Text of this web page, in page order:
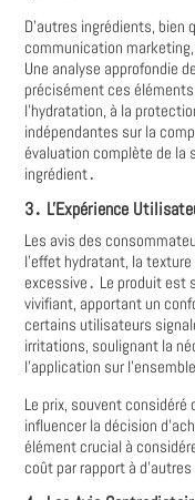
D'autres ingrédients, bien
communication
Une analyse approfondie
précisément ces
l'hydratation, à la
indépendantes sur la
évaluation complète de la
ingrédient․
3․ L'Expérience
Les avis des
l'effet hydratant, la
excessive․ Le produit
vivifiant, apportant un
certains utilisateurs
irritations, soulignant la
l'application sur
Le prix, souvent
influencer la décision
élément crucial à
coût par rapport à